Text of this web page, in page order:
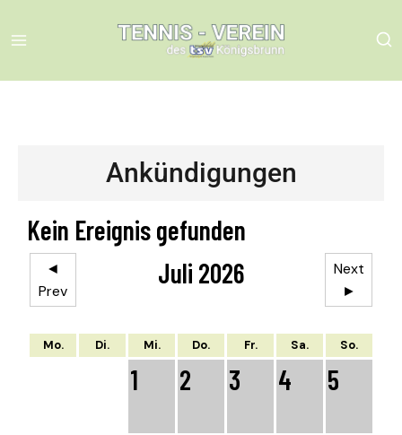
Ankündigungen
Kein Ereignis gefunden
◄
Prev
Juli 2026
Next
►
Mo. Di. Mi. Do. Fr. Sa. So.
1 2 3 4 5